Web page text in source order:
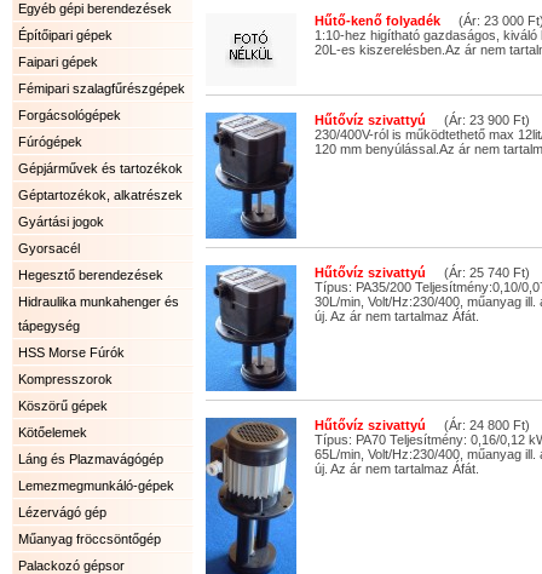
Egyéb gépi berendezések
Építőipari gépek
Faipari gépek
Fémipari szalagfűrészgépek
Forgácsológépek
Fúrógépek
Gépjárművek és tartozékok
Géptartozékok, alkatrészek
Gyártási jogok
Gyorsacél
Hegesztő berendezések
Hidraulika munkahenger és
tápegység
HSS Morse Fúrók
Kompresszorok
Köszörű gépek
Kötőelemek
Láng és Plazmavágógép
Lemezmegmunkáló-gépek
Lézervágó gép
Műanyag fröccsöntőgép
Palackozó gépsor
Hűtő-kenő folyadék (Ár: 23 000
1:10-hez higítható gazdaságos,
20L-es kiszerelésben.Az ár nem
Hűtővíz szivattyú (Ár: 23 900 Ft)
230/400V-ról is működtethető max
120 mm benyúlással.Az ár nem
Hűtővíz szivattyú (Ár: 25 740 Ft)
Típus: PA35/200 Teljesítmény:0,10/
30L/min, Volt/Hz:230/400, műanyag
új. Az ár nem tartalmaz Áfát.
Hűtővíz szivattyú (Ár: 24 800 Ft)
Típus: PA70 Teljesítmény: 0,16/0,12
65L/min, Volt/Hz:230/400, műanyag
új. Az ár nem tartalmaz Áfát.